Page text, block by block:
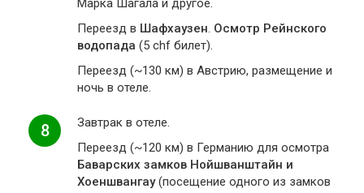
Марка Шагала и другое.
Переезд в Шафхаузен. Осмотр Рейнского
водопада (5 chf билет).
Переезд (~130 км) в Австрию, размещение и
ночь в отеле.
8
Завтрак в отеле.
Переезд (~120 км) в Германию для осмотра
Баварских замков Нойшванштайн и
Хоеншвангау(посещение одного из замков